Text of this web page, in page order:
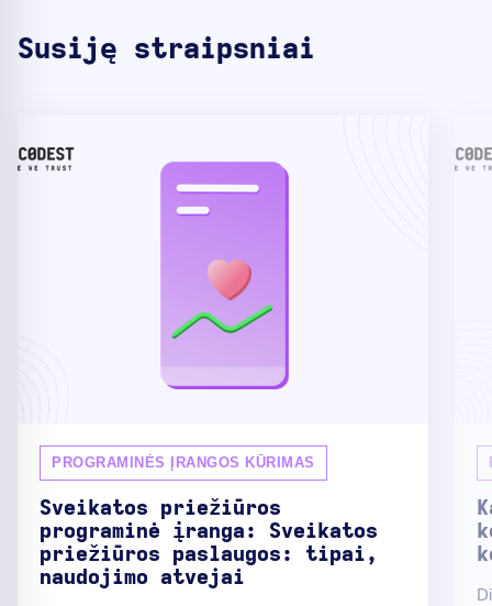
Susiję straipsniai
PROGRAMINĖS ĮRANGOS KŪRIMAS
Sveikatos priežiūros
programinė įranga: Sveikatos
priežiūros paslaugos: tipai,
naudojimo atvejai